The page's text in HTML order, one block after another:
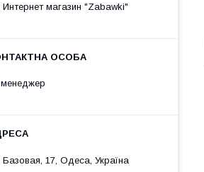
Интернет магазин "Zabawki"
менеджер
Базовая, 17, Одеса, Україна